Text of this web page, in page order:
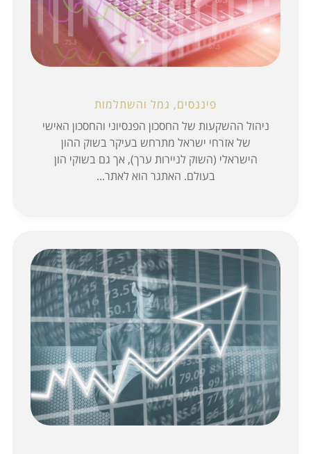
פיננסים, גמל והשתלמות
ניהול ההשקעות של החסכון הפנסיוני והחסכון האישי
של אזרחי ישראל מתרחש בעיקר בשוק ההון
הישראלי (השוק לניירות ערך), אך גם בשוקי הון
בעולם. האתגר הוא לאתר...